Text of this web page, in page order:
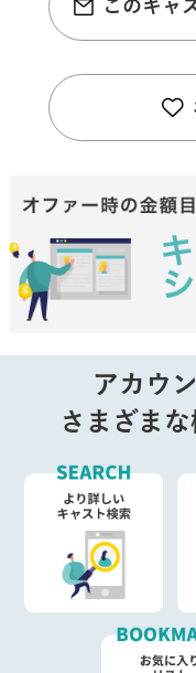
このキャ
アカウ
さまざま